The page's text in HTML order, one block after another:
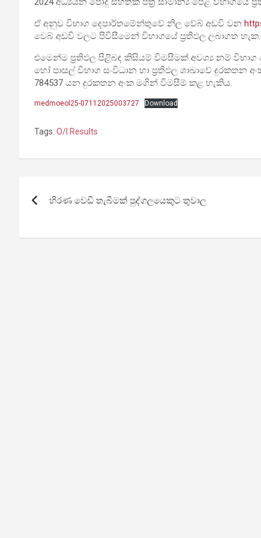
ඒ අනුව විභාග දෙපාර්තමේන්තුවේ නිල වේබ් අඩවි වන
වෙබ් අඩවි වලට පිවිසීමෙන් විභාගයේ ප්‍රතිඵල ලබාගත හැක.
එමෙන්ම ප්‍රතිඵල පිළිබඳ කිසියම් විමසීමක් අවශ්‍ය නම්
හෝ පාසල් විභාග සංවිධාන හා ප්‍රතිඵල ශාඛාවේ දුරකතන අංක
784537 යන දුරකතන අංක මගින් විමසීම් කළ හැකිය.
medmoeol25-07112025003727 Download
Tags: O/l Results
navigation
හිරණ වෙඩි තැබීමක් පුද්ගලයෙකුට තුවාල